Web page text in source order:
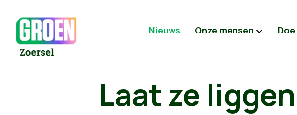
Nieuws Onze mensen
Laat ze liggen